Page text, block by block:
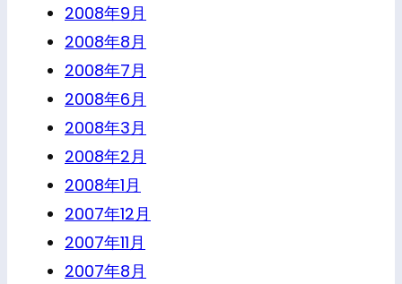
2008年9月
2008年8月
2008年7月
2008年6月
2008年3月
2008年2月
2008年1月
2007年12月
2007年11月
2007年8月